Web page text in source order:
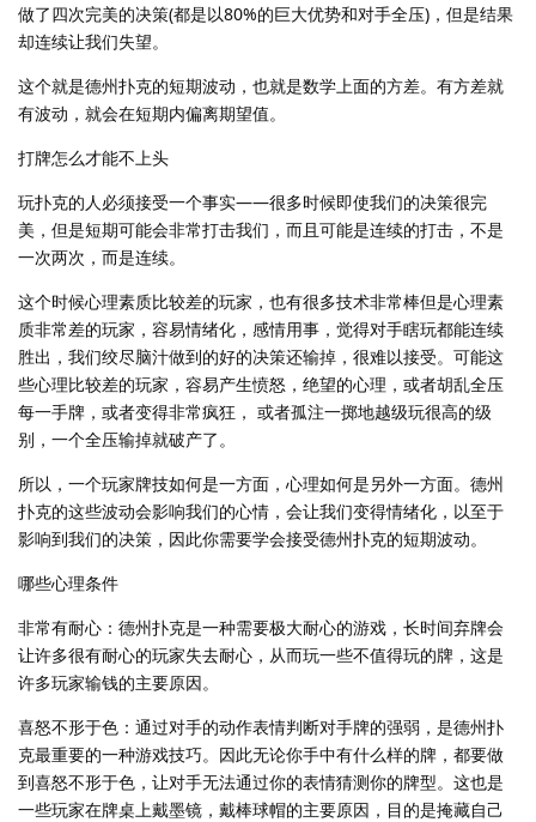
做了四次完美的决策(都是以80%的巨大优势和对手全压)，但是结果
却连续让我们失望。
这个就是德州扑克的短期波动，也就是数学上面的方差。有方差就
有波动，就会在短期内偏离期望值。
打牌怎么才能不上头
玩扑克的人必须接受一个事实——很多时候即使我们的决策很完
美，但是短期可能会非常打击我们，而且可能是连续的打击，不是
一次两次，而是连续。
这个时候心理素质比较差的玩家，也有很多技术非常棒但是心理素
质非常差的玩家，容易情绪化，感情用事，觉得对手瞎玩都能连续
胜出，我们绞尽脑汁做到的好的决策还输掉，很难以接受。可能这
些心理比较差的玩家，容易产生愤怒，绝望的心理，或者胡乱全压
每一手牌，或者变得非常疯狂， 或者孤注一掷地越级玩很高的级
别，一个全压输掉就破产了。
所以，一个玩家牌技如何是一方面，心理如何是另外一方面。德州
扑克的这些波动会影响我们的心情，会让我们变得情绪化，以至于
影响到我们的决策，因此你需要学会接受德州扑克的短期波动。
哪些心理条件
非常有耐心：德州扑克是一种需要极大耐心的游戏，长时间弃牌会
让许多很有耐心的玩家失去耐心，从而玩一些不值得玩的牌，这是
许多玩家输钱的主要原因。
喜怒不形于色：通过对手的动作表情判断对手牌的强弱，是德州扑
克最重要的一种游戏技巧。因此无论你手中有什么样的牌，都要做
到喜怒不形于色，让对手无法通过你的表情猜测你的牌型。这也是
一些玩家在牌桌上戴墨镜，戴棒球帽的主要原因，目的是掩藏自己